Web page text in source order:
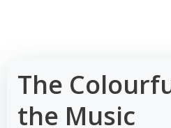
The
the Music